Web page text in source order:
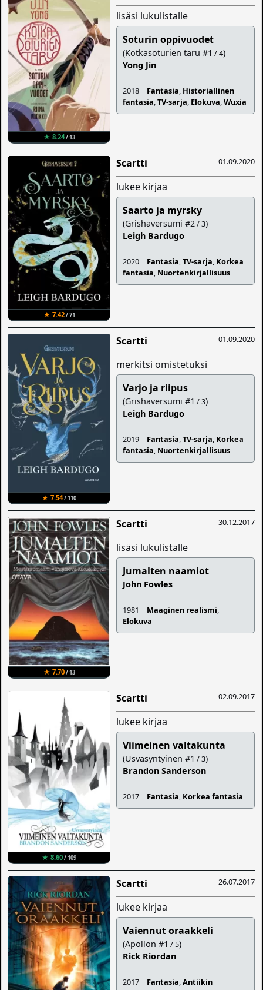
★ 8.24/ 13
lisäsi lukulistalle
Soturin oppivuodet
(Kotkasoturien taru #1 / 4)
Yong Jin
2018 | Fantasia, Historiallinen
fantasia,TV-sarja, Elokuva,Wuxia
★ 7.42/ 71
01.09.2020
Scartti
lukee kirjaa
Saarto ja myrsky
(Grishaversumi #2/ 3)
Leigh Bardugo
2020 | Fantasia,TV-sarja, Korkea
fantasia, Nuortenkirjallisuus
★ 7.54/ 110
01.09.2020
Scartti
merkitsi omistetuksi
Varjo ja riipus
(Grishaversumi #1 / 3)
Leigh Bardugo
2019 | Fantasia,TV-sarja, Korkea
fantasia, Nuortenkirjallisuus
★ 7.70/ 13
30.12.2017
Scartti
lisäsi lukulistalle
Jumalten naamiot
John Fowles
1981 | Maaginen realismi,
Elokuva
★ 8.60/ 109
02.09.2017
Scartti
lukee kirjaa
Viimeinen valtakunta
(Usvasyntyinen #1 / 3)
Brandon Sanderson
2017 | Fantasia, Korkea fantasia
26.07.2017
Scartti
lukee kirjaa
Vaiennut oraakkeli
(Apollon #1 / 5)
Rick Riordan
2017 | Fantasia,Antiikin